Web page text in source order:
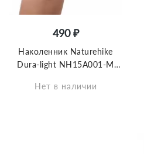
490 ₽
Наколенник Naturehike
Dura-light NH15A001-M
Нет в наличии